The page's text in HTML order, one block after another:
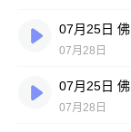
07月28日
07月28日